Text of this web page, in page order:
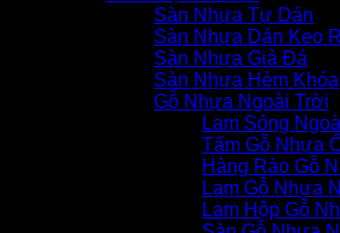
Sàn Nhựa Tự Dán
Sàn Nhựa Dán Keo
Sàn Nhựa Giả Đá
Sàn Nhựa Hèm Khóa
Gỗ Nhựa Ngoài Trời
Lam Sóng
Tấm Gỗ Nhựa
Hàng Rào Gỗ
Lam Gỗ Nhựa
Lam Hộp Gỗ